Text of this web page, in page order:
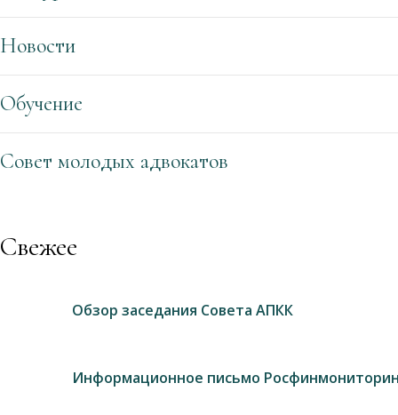
Новости
Обучение
Совет молодых адвокатов
Свежее
Обзор заседания Совета АПКК
Информационное письмо